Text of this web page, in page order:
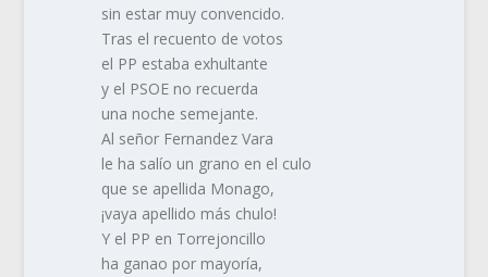
sin estar muy convencido.
Tras el recuento de votos
el PP estaba exhultante
y el PSOE no recuerda
una noche semejante.
Al señor Fernandez Vara
le ha salío un grano en el culo
que se apellida Monago,
¡vaya apellido más chulo!
Y el PP en Torrejoncillo
ha ganao por mayoría,